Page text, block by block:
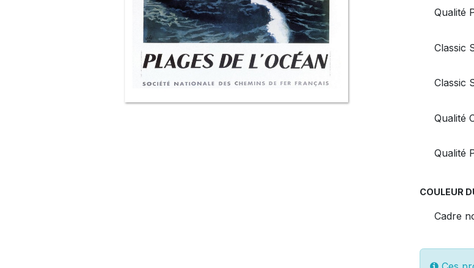
Qualité
Classic
Classic
Qualité
Qualité
COULEUR
Cadre